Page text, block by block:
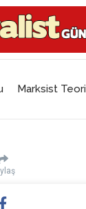
Marksist Teori